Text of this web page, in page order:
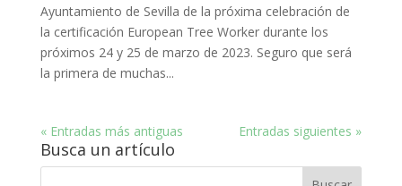
Ayuntamiento de Sevilla de la próxima celebración de
la certificación European Tree Worker durante los
próximos 24 y 25 de marzo de 2023. Seguro que será
la primera de muchas...
« Entradas más antiguas Entradas siguientes »
Busca un artículo